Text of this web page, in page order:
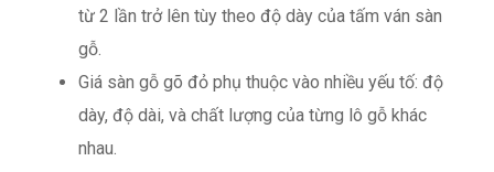
từ 2 lần trở lên tùy theo độ dày của tấm ván sàn
gỗ.
Giá sàn gỗ gõ đỏ phụ thuộc vào nhiều yếu tố: độ
dày, độ dài, và chất lượng của từng lô gỗ khác
nhau.